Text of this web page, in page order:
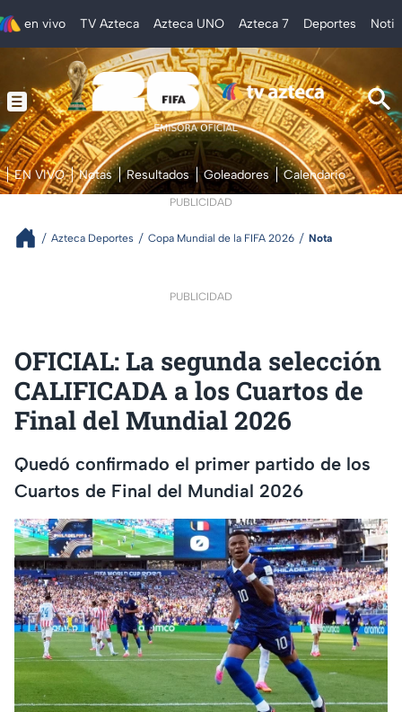
en vivo TV Azteca Azteca UNO Azteca 7 Deportes
EN VIVO Notas Resultados Goleadores Calendario
PUBLICIDAD
Azteca Deportes Copa Mundial de la FIFA 2026 Nota
PUBLICIDAD
OFICIAL: La segunda selección
CALIFICADA a los Cuartos de
Final del Mundial 2026
Quedó confirmado el primer partido de los
Cuartos de Final del Mundial 2026